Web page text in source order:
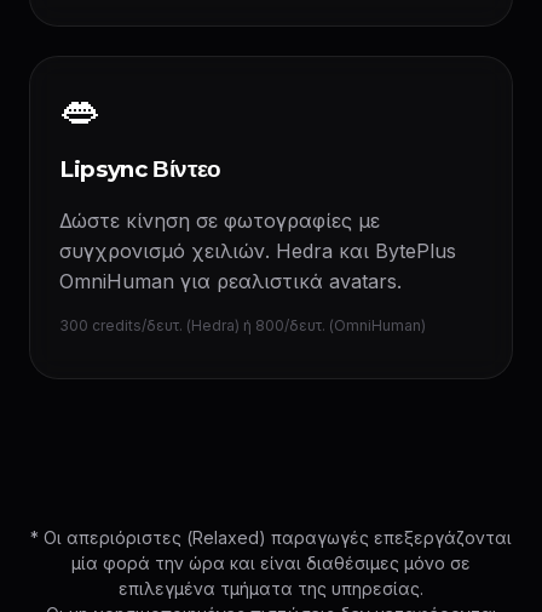
👄
Lipsync Βίντεο
Δώστε κίνηση σε φωτογραφίες με
συγχρονισμό χειλιών. Hedra και BytePlus
OmniHuman για ρεαλιστικά avatars.
300 credits/δευτ. (Hedra) ή 800/δευτ. (OmniHuman)
* Οι απεριόριστες (Relaxed) παραγωγές επεξεργάζονται
μία φορά την ώρα και είναι διαθέσιμες μόνο σε
επιλεγμένα τμήματα της υπηρεσίας.